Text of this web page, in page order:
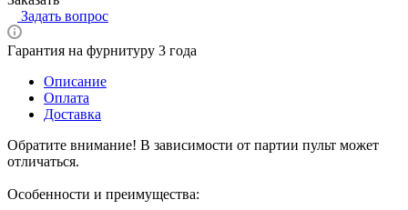
Задать вопрос
Гарантия на фурнитуру 3 года
Описание
Оплата
Доставка
Обратите внимание! В зависимости от партии пульт может
отличаться.
Особенности и преимущества: